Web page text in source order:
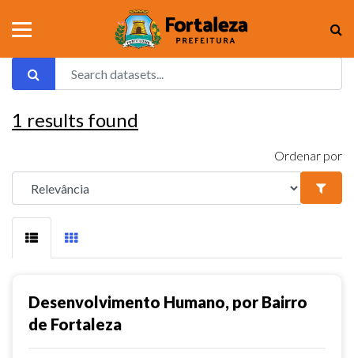
1 results found
Ordenar por
Desenvolvimento Humano, por Bairro
de Fortaleza